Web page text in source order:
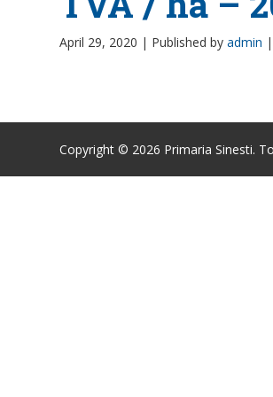
April 29, 2020 | Published by admin |
Copyright © 2026 Primaria Sinesti.